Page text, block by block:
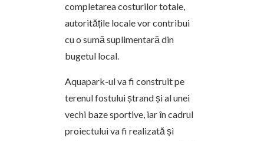
completarea costurilor totale,
autoritățile locale vor contribui
cu o sumă suplimentară din
bugetul local.
Aquapark-ul va fi construit pe
terenul fostului ștrand și al unei
vechi baze sportive, iar în cadrul
proiectului va fi realizată și